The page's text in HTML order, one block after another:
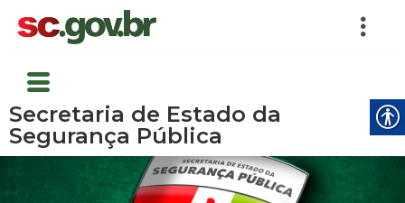
Secretaria de Estado da
Segurança Pública